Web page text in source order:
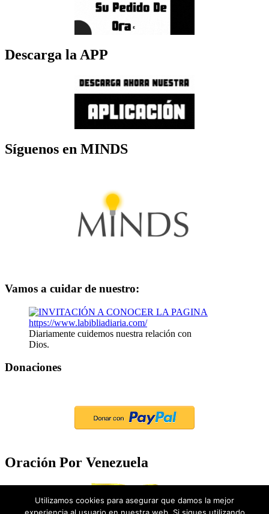
Descarga la APP
Síguenos en MINDS
Vamos a cuidar de nuestro:
Diariamente cuidemos nuestra relación con
Dios.
Donaciones
Oración Por Venezuela
Utilizamos cookies para asegurar que damos la mejor